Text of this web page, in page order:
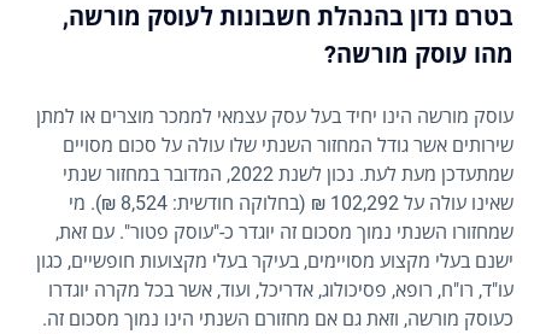
בטרם נדון בהנהלת חשבונות לעוסק מורשה,
מהו עוסק מורשה?
עוסק מורשה הינו יחיד בעל עסק עצמאי לממכר מוצרים או למתן
שירותים אשר גודל המחזור השנתי שלו עולה על סכום מסויים
שמתעדכן מעת לעת. נכון לשנת 2022, המדובר במחזור שנתי
שאינו עולה על 102,292 ₪ (בחלוקה חודשית: 8,524 ₪). מי
שמחזורו השנתי נמוך מסכום זה יוגדר כ-"עוסק פטור". עם זאת,
ישנם בעלי מקצוע מסויימים, בעיקר בעלי מקצועות חופשיים, כגון
עו"ד, רו"ח, רופא, פסיכולוג, אדריכל, ועוד, אשר בכל מקרה יוגדרו
כעוסק מורשה, וזאת גם אם מחזורם השנתי הינו נמוך מסכום זה.